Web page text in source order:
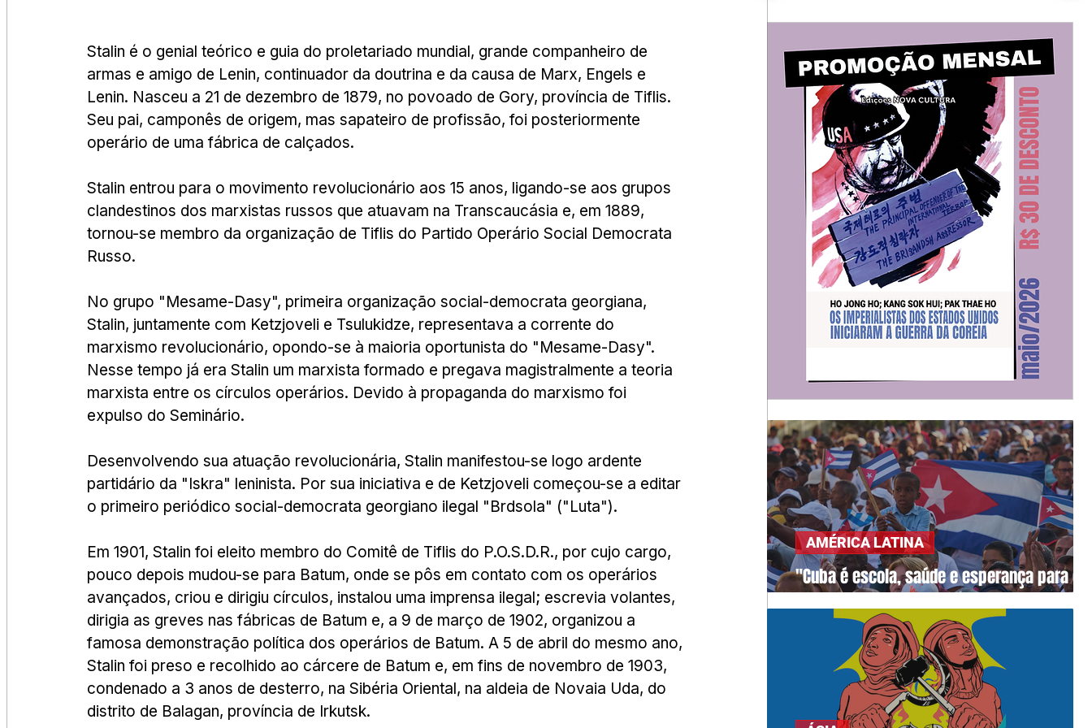
Stalin é o genial teórico e guia do proletariado mundial, grande companheiro de
armas e amigo de Lenin, continuador da doutrina e da causa de Marx, Engels e
Lenin. Nasceu a 21 de dezembro de 1879, no povoado de Gory, província de Tiflis.
Seu pai, camponês de origem, mas sapateiro de profissão, foi posteriormente
operário de uma fábrica de calçados.
Stalin entrou para o movimento revolucionário aos 15 anos, ligando-se aos grupos
clandestinos dos marxistas russos que atuavam na Transcaucásia e, em 1889,
tornou-se membro da organização de Tiflis do Partido Operário Social Democrata
Russo.
No grupo "Mesame-Dasy", primeira organização social-democrata georgiana,
Stalin, juntamente com Ketzjoveli e Tsulukidze, representava a corrente do
marxismo revolucionário, opondo-se à maioria oportunista do "Mesame-Dasy".
Nesse tempo já era Stalin um marxista formado e pregava magistralmente a teoria
marxista entre os círculos operários. Devido à propaganda do marxismo foi
expulso do Seminário.
Desenvolvendo sua atuação revolucionária, Stalin manifestou-se logo ardente
partidário da "Iskra" leninista. Por sua iniciativa e de Ketzjoveli começou-se a editar
o primeiro periódico social-democrata georgiano ilegal "Brdsola" ("Luta").
Em 1901, Stalin foi eleito membro do Comitê de Tiflis do P.O.S.D.R., por cujo cargo,
pouco depois mudou-se para Batum, onde se pôs em contato com os operários
avançados, criou e dirigiu círculos, instalou uma imprensa ilegal; escrevia volantes,
dirigia as greves nas fábricas de Batum e, a 9 de março de 1902, organizou a
famosa demonstração política dos operários de Batum. A 5 de abril do mesmo ano,
Stalin foi preso e recolhido ao cárcere de Batum e, em fins de novembro de 1903,
condenado a 3 anos de desterro, na Sibéria Oriental, na aldeia de Novaia Uda, do
distrito de Balagan, província de Irkutsk.
"Cuba é escola, saúde e esperança para o
AMÉRICA LATINA